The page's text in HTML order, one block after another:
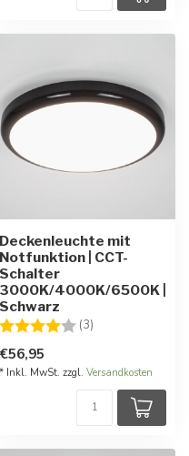
Deckenleuchte mit
Notfunktion | CCT-
Schalter
3000K/4000K/6500K |
Schwarz
Bewertung:
(3)
€56,95
* Inkl. MwSt. zzgl. Versandkosten